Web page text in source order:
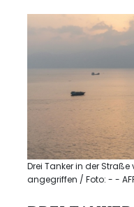
Drei Tanker in der
angegriffen / Foto: - -